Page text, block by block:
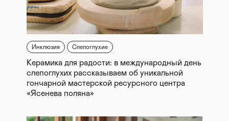
Инклюзия Слепоглухие
Керамика для радости: в международный день
слепоглухих рассказываем об уникальной
гончарной мастерской ресурсного центра
«Ясенева поляна»